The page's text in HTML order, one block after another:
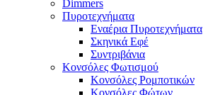
Dimmers
Πυροτεχνήματα
Εναέρια Πυροτεχνήματα
Σκηνικά Εφέ
Συντριβάνια
Κονσόλες Φωτισμού
Κονσόλες Ρομποτικών
Κονσόλες Φώτων